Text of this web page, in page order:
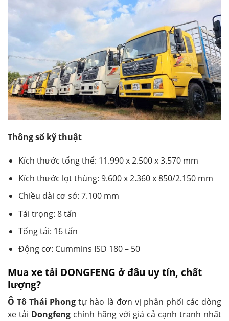
Thông số kỹ thuật
Kích thước tổng thể: 11.990 x 2.500 x 3.570 mm
Kích thước lọt thùng: 9.600 x 2.360 x 850/2.150 mm
Chiều dài cơ sở: 7.100 mm
Tải trọng: 8 tấn
Tổng tải: 16 tấn
Động cơ: Cummins ISD 180 – 50
Mua xe tải DONGFENG ở đâu uy tín, chất
lượng?
Ô Tô Thái Phong tự hào là đơn vị phân phối các dòng
xe tải Dongfeng chính hãng với giá cả cạnh tranh nhất